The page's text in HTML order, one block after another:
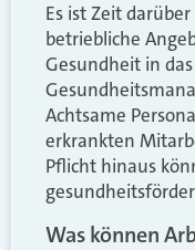
Es ist Zeit
betriebliche
Gesundheit in
Achtsame
erkrankten
Pflicht hinaus
Was können